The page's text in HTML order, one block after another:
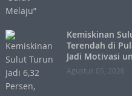
Kemiskinan
Terendah di
Jadi Motivasi
Agustus 05, 2026